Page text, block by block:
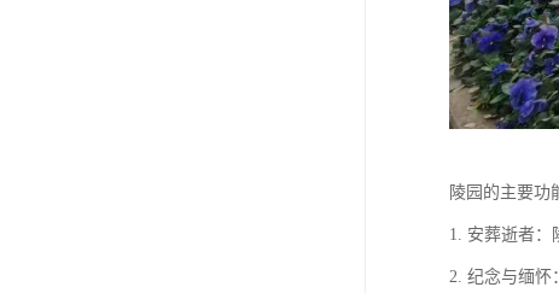
陵园的主要功
1. 安葬逝者：
2. 纪念与缅怀